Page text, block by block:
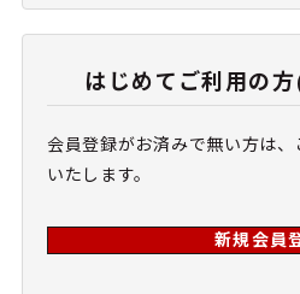
はじめてご利用の
会員登録がお済みで無い方は
いたします。
新規会員